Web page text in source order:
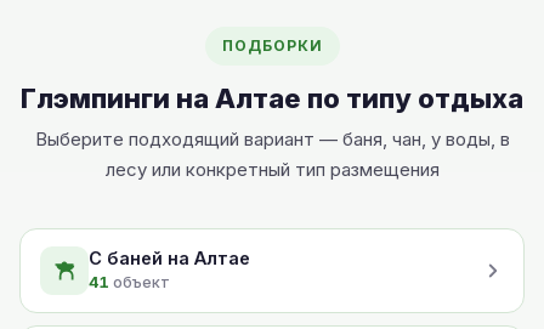
ПОДБОРКИ
Глэмпинги на Алтае по типу отдыха
Выберите подходящий вариант — баня, чан, у воды, в
лесу или конкретный тип размещения
С баней на Алтае
41 объект